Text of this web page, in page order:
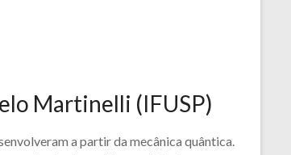
Martinelli (IFUSP)
a partir da mecânica quântica.